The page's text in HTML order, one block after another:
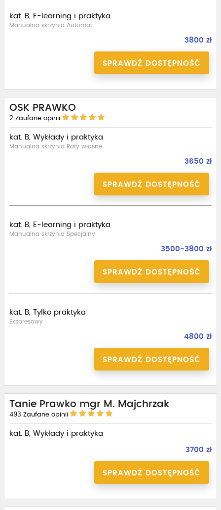
kat. B, E-learning i praktyka
Manualna skrzynia Automat
3800 zł
SPRAWDŹ DOSTĘPNOŚĆ
OSK PRAWKO
2 Zaufane opinii
kat. B, Wykłady i praktyka
Manualna skrzynia Raty własne
3650 zł
SPRAWDŹ DOSTĘPNOŚĆ
kat. B, E-learning i praktyka
Manualna skrzynia Specjalny
3500-3800 zł
SPRAWDŹ DOSTĘPNOŚĆ
kat. B, Tylko praktyka
Ekspresowy
4800 zł
SPRAWDŹ DOSTĘPNOŚĆ
Tanie Prawko mgr M. Majchrzak
493 Zaufane opinii
kat. B, Wykłady i praktyka
3700 zł
SPRAWDŹ DOSTĘPNOŚĆ